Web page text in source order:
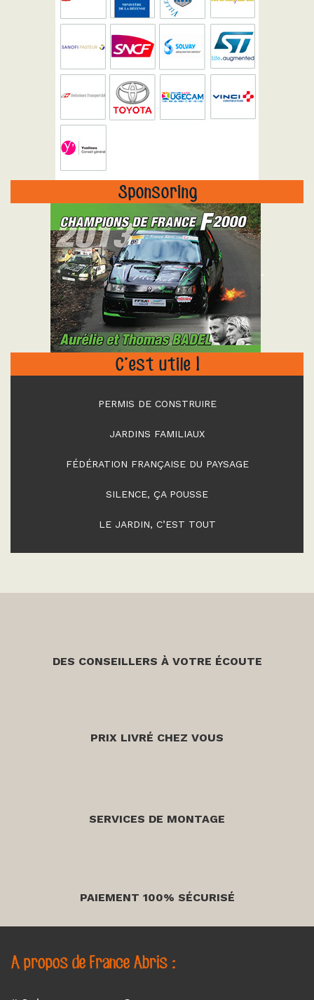
Sponsoring
"
C’est utile !
PERMIS DE CONSTRUIRE
JARDINS FAMILIAUX
FÉDÉRATION FRANÇAISE DU PAYSAGE
SILENCE, ÇA POUSSE
LE JARDIN, C’EST TOUT
DES CONSEILLERS À VOTRE ÉCOUTE
PRIX LIVRÉ CHEZ VOUS
SERVICES DE MONTAGE
PAIEMENT 100% SÉCURISÉ
A propos de France Abris :